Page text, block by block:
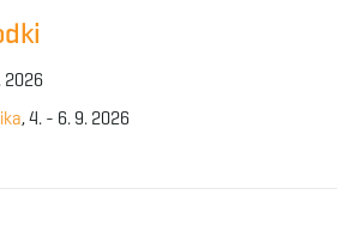
2026
, 4. - 6. 9. 2026